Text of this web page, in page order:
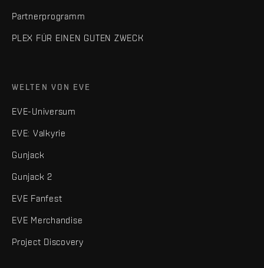
Partnerprogramm
PLEX FÜR EINEN GUTEN ZWECK
WELTEN VON EVE
EVE-Universum
EVE: Valkyrie
Gunjack
Gunjack 2
EVE Fanfest
EVE Merchandise
Project Discovery